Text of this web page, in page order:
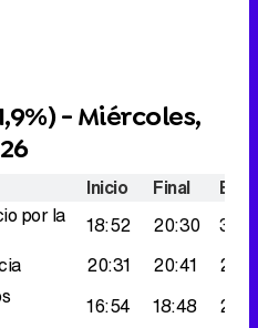
) - Miércoles,
Inicio Final
por la 18:52 20:30
20:31 20:41
16:54 18:48